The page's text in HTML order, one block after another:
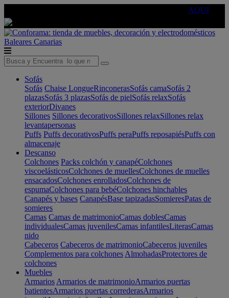
AQUÍ
Baleares Canarias
Sofás
Sofás Chaise LongueRinconerasSofás camaSofás 2
plazasSofás 3 plazasSofás de pielSofás relaxSofás
exteriorDivanes
Sillones Sillones decorativosSillones relaxSillones relax
levantapersonas
Puffs Puffs decorativosPuffs peraPuffs reposapiésPuffs con
almacenaje
Descanso
Colchones Packs colchón y canapéColchones
viscoelásticosColchones de muellesColchones de muelles
ensacadosColchones enrolladosColchones de
espumaColchones para bebéColchones hinchables
Canapés y bases CanapésBase tapizadasSomieresPatas de
somieres
Camas Camas de matrimonioCamas doblesCamas
individualesCamas juvenilesCamas infantilesLiterasCamas
nido
Cabeceros Cabeceros de matrimonioCabeceros juveniles
Complementos para colchones AlmohadasProtectores de
colchones
Muebles
Armarios Armarios de matrimonioArmarios puertas
batientesArmarios puertas correderasArmarios